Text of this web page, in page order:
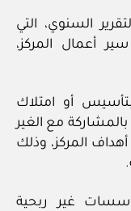
السنوي، التي
أعمال المركز،
بتأسيس أو امتلاك
مع الغير
المركز، وذلك
غير ربحية